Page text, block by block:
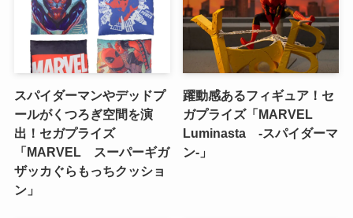
スパイダーマンやデッドプ
ールがくつろぎ空間を演
出！セガプライズ
「MARVEL スーパーギガ
ザッカぐらもっちクッショ
ン」
躍動感あるフィギュア！セ
ガプライズ「MARVEL
Luminasta ‐スパイダーマ
ン‐」